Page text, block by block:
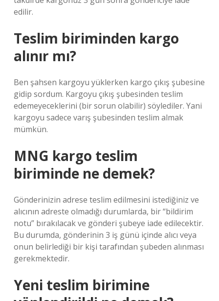
edilir.
Teslim biriminden kargo
alınır mı?
Ben şahsen kargoyu yüklerken kargo çıkış şubesine
gidip sordum. Kargoyu çıkış şubesinden teslim
edemeyeceklerini (bir sorun olabilir) söylediler. Yani
kargoyu sadece varış şubesinden teslim almak
mümkün.
MNG kargo teslim
biriminde ne demek?
Gönderinizin adrese teslim edilmesini istediğiniz ve
alıcının adreste olmadığı durumlarda, bir “bildirim
notu” bırakılacak ve gönderi şubeye iade edilecektir.
Bu durumda, gönderinin 3 iş günü içinde alıcı veya
onun belirlediği bir kişi tarafından şubeden alınması
gerekmektedir.
Yeni teslim birimine